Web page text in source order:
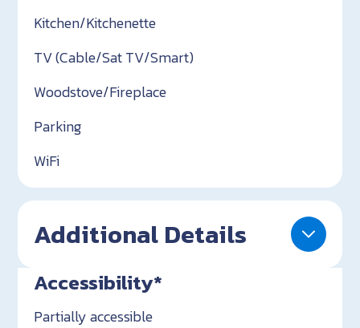
Kitchen/Kitchenette
TV (Cable/Sat TV/Smart)
Woodstove/Fireplace
Parking
WiFi
Additional Details
Accessibility*
Partially accessible